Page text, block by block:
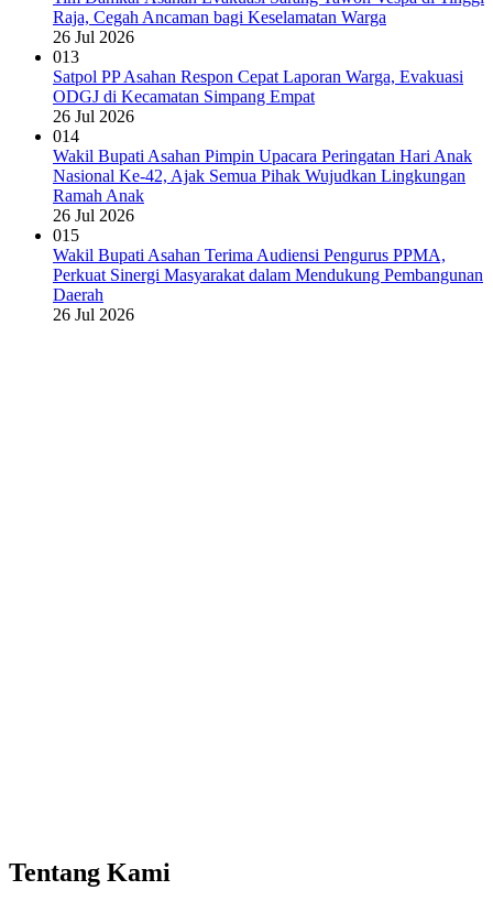
Raja, Cegah Ancaman bagi Keselamatan Warga
26 Jul 2026
013
Satpol PP Asahan Respon Cepat Laporan Warga, Evakuasi
ODGJ di Kecamatan Simpang Empat
26 Jul 2026
014
Wakil Bupati Asahan Pimpin Upacara Peringatan Hari Anak
Nasional Ke-42, Ajak Semua Pihak Wujudkan Lingkungan
Ramah Anak
26 Jul 2026
015
Wakil Bupati Asahan Terima Audiensi Pengurus PPMA,
Perkuat Sinergi Masyarakat dalam Mendukung Pembangunan
Daerah
26 Jul 2026
Tentang Kami